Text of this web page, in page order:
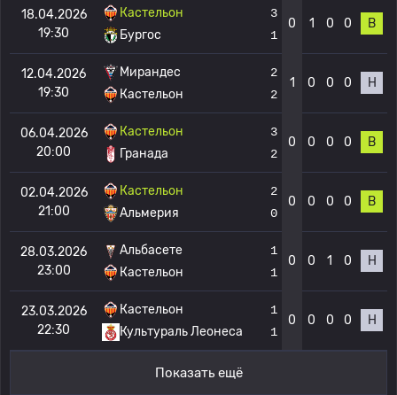
18.04.2026
19:30
Кастельон
Бургос
3
1
0 1 0 0 В
12.04.2026
19:30
Мирандес
Кастельон
2
2
1 0 0 0 Н
06.04.2026
20:00
Кастельон
Гранада
3
2
0 0 0 0 В
02.04.2026
21:00
Кастельон
Альмерия
2
0
0 0 0 0 В
28.03.2026
23:00
Альбасете
Кастельон
1
1
0 0 1 0 Н
23.03.2026
22:30
Кастельон
Культураль Леонеса
1
1
0 0 0 0 Н
Показать ещё